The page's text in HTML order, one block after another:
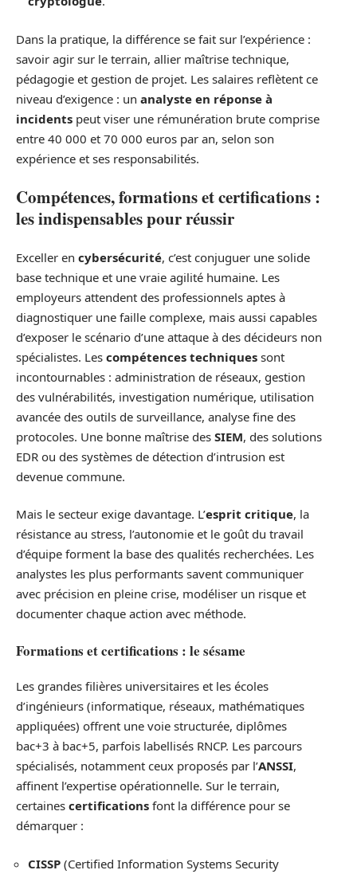
Dans la pratique, la différence se fait sur l’expérience :
savoir agir sur le terrain, allier maîtrise technique,
pédagogie et gestion de projet. Les salaires reflètent ce
niveau d’exigence : un analyste en réponse à
incidents peut viser une rémunération brute comprise
entre 40 000 et 70 000 euros par an, selon son
expérience et ses responsabilités.
Compétences, formations et certifications :
les indispensables pour réussir
Exceller en cybersécurité, c’est conjuguer une solide
base technique et une vraie agilité humaine. Les
employeurs attendent des professionnels aptes à
diagnostiquer une faille complexe, mais aussi capables
d’exposer le scénario d’une attaque à des décideurs non
spécialistes. Les compétences techniques sont
incontournables : administration de réseaux, gestion
des vulnérabilités, investigation numérique, utilisation
avancée des outils de surveillance, analyse fine des
protocoles. Une bonne maîtrise des SIEM, des solutions
EDR ou des systèmes de détection d’intrusion est
devenue commune.
Mais le secteur exige davantage. L’esprit critique, la
résistance au stress, l’autonomie et le goût du travail
d’équipe forment la base des qualités recherchées. Les
analystes les plus performants savent communiquer
avec précision en pleine crise, modéliser un risque et
documenter chaque action avec méthode.
Formations et certifications : le sésame
Les grandes filières universitaires et les écoles
d’ingénieurs (informatique, réseaux, mathématiques
appliquées) offrent une voie structurée, diplômes
bac+3 à bac+5, parfois labellisés RNCP. Les parcours
spécialisés, notamment ceux proposés par l’ANSSI,
affinent l’expertise opérationnelle. Sur le terrain,
certaines certifications font la différence pour se
démarquer :
CISSP (Certified Information Systems Security